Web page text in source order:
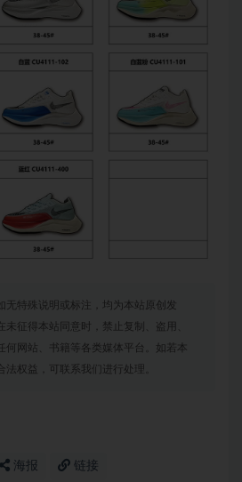
无特殊说明或标注，均为本站原创发
未征得本站同意时，禁止复制、盗用、
何网站、书籍等各类媒体平台。如若本
法权益，可联系我们进行处理。
海报 链接